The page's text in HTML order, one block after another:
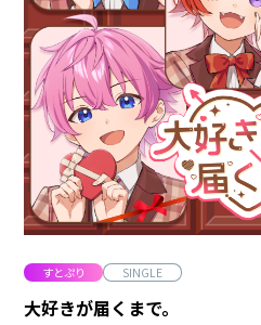
FANCLUB
合計フォロワー数
86,248,855
CREATOR
すとぷり
すとぷり SINGLE
大好きが届くまで。